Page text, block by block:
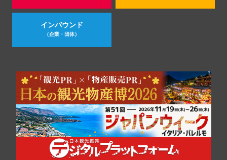
インバウンド
（企業・団体）